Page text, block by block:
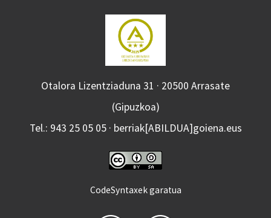
Otalora Lizentziaduna 31 · 20500 Arrasate
(Gipuzkoa)
Tel.: 943 25 05 05 · berriak[ABILDUA]goiena.eus
CodeSyntaxek garatua